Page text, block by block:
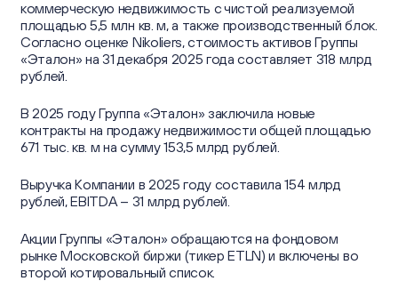
коммерческую недвижимость с чистой реализуемой
площадью 5,5 млн кв. м, а также производственный блок.
Согласно оценке Nikoliers, стоимость активов Группы
«Эталон» на 31 декабря 2025 года составляет 318 млрд
рублей.
В 2025 году Группа «Эталон» заключила новые
контракты на продажу недвижимости общей площадью
671 тыс. кв. м на сумму 153,5 млрд рублей.
Выручка Компании в 2025 году составила 154 млрд
рублей, EBITDA – 31 млрд рублей.
Акции Группы «Эталон» обращаются на фондовом
рынке Московской биржи (тикер ETLN) и включены во
второй котировальный список.